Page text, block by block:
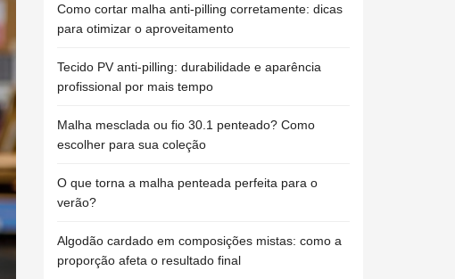
Como cortar malha anti-pilling corretamente: dicas
para otimizar o aproveitamento
Tecido PV anti-pilling: durabilidade e aparência
profissional por mais tempo
Malha mesclada ou fio 30.1 penteado? Como
escolher para sua coleção
O que torna a malha penteada perfeita para o
verão?
Algodão cardado em composições mistas: como a
proporção afeta o resultado final